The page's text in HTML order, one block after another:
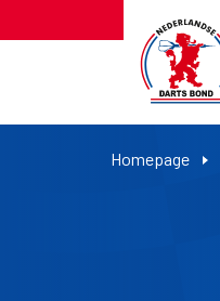
Homepage